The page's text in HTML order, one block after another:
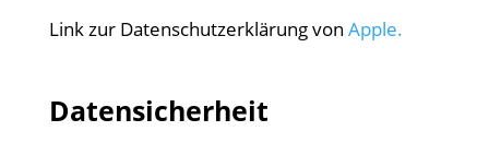
Link zur Datenschutzerklärung von Apple.
Datensicherheit